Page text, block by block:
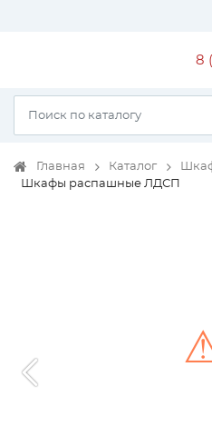
8
Главная Каталог
Шкафы распашные ЛДСП